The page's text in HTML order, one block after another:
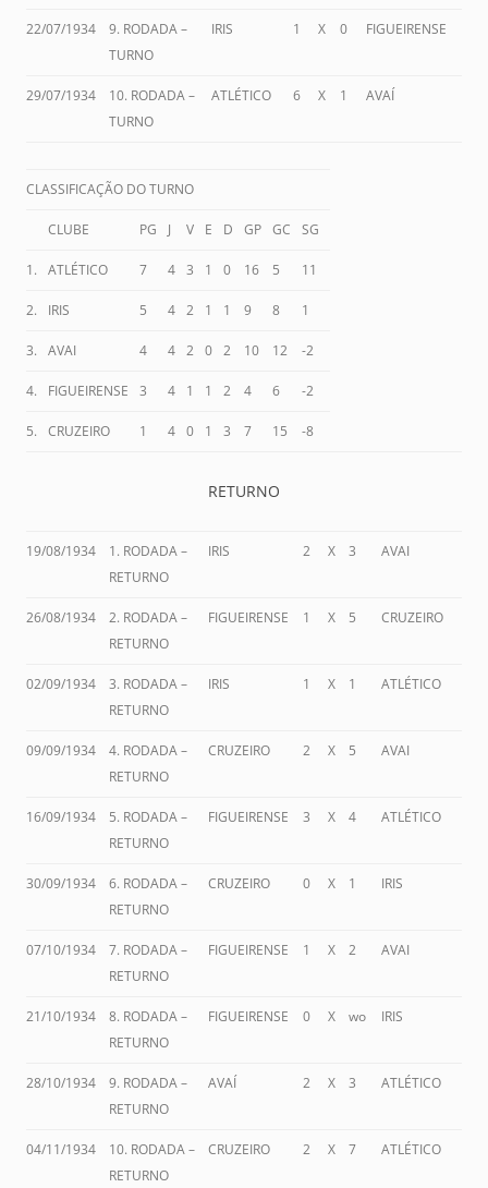
22/07/1934
9. RODADA –
TURNO
IRIS 1 X 0 FIGUEIRENSE
29/07/1934
10. RODADA –
TURNO
ATLÉTICO 6 X 1 AVAÍ
CLASSIFICAÇÃO DO TURNO
CLUBE PG J V E D GP GC SG
1. ATLÉTICO 7 4 3 1 0 16 5 11
2. IRIS 5 4 2 1 1 9 8 1
3. AVAI 4 4 2 0 2 10 12 -2
4. FIGUEIRENSE 3 4 1 1 2 4 6 -2
5. CRUZEIRO 1 4 0 1 3 7 15 -8
RETURNO
19/08/1934
1. RODADA –
RETURNO
IRIS 2 X 3 AVAI
26/08/1934
2. RODADA –
RETURNO
FIGUEIRENSE 1 X 5 CRUZEIRO
02/09/1934
3. RODADA –
RETURNO
IRIS 1 X 1 ATLÉTICO
09/09/1934
4. RODADA –
RETURNO
CRUZEIRO 2 X 5 AVAI
16/09/1934
5. RODADA –
RETURNO
FIGUEIRENSE 3 X 4 ATLÉTICO
30/09/1934
6. RODADA –
RETURNO
CRUZEIRO 0 X 1 IRIS
07/10/1934
7. RODADA –
RETURNO
FIGUEIRENSE 1 X 2 AVAI
21/10/1934
8. RODADA –
RETURNO
FIGUEIRENSE 0 X wo IRIS
28/10/1934
9. RODADA –
RETURNO
AVAÍ 2 X 3 ATLÉTICO
04/11/1934
10. RODADA –
RETURNO
CRUZEIRO 2 X 7 ATLÉTICO